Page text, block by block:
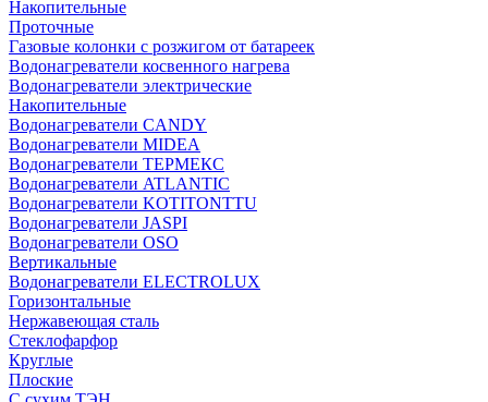
Накопительные
Проточные
Газовые колонки с розжигом от батареек
Водонагреватели косвенного нагрева
Водонагреватели электрические
Накопительные
Водонагреватели CANDY
Водонагреватели MIDEA
Водонагреватели ТЕРМЕКС
Водонагреватели ATLANTIC
Водонагреватели KOTITONTTU
Водонагреватели JASPI
Водонагреватели OSO
Вертикальные
Водонагреватели ELECTROLUX
Горизонтальные
Нержавеющая сталь
Стеклофарфор
Круглые
Плоские